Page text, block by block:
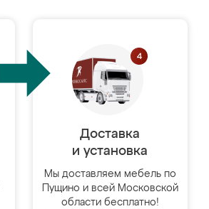
Доставка
и установка
Мы доставляем мебель по
Пущино и всей Московской
области бесплатно!